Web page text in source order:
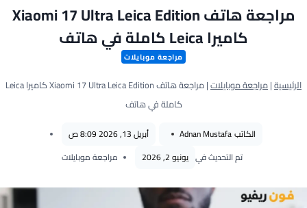
مراجعة هاتف Xiaomi 17 Ultra Leica Edition
كاميرا Leica كاملة في هاتف
مراجعة موبايلات
الرئيسية|مراجعة موبايلات|
مراجعة هاتف Xiaomi 17 Ultra Leica Edition كاميرا Leica
كاملة في هاتف
الكاتبAdnan Mustafa
أبريل 13, 2026 8:09 ص
تم التحديث في يونيو 2, 2026 مراجعة موبايلات